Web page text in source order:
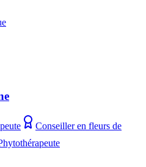
Conseiller en fleurs de